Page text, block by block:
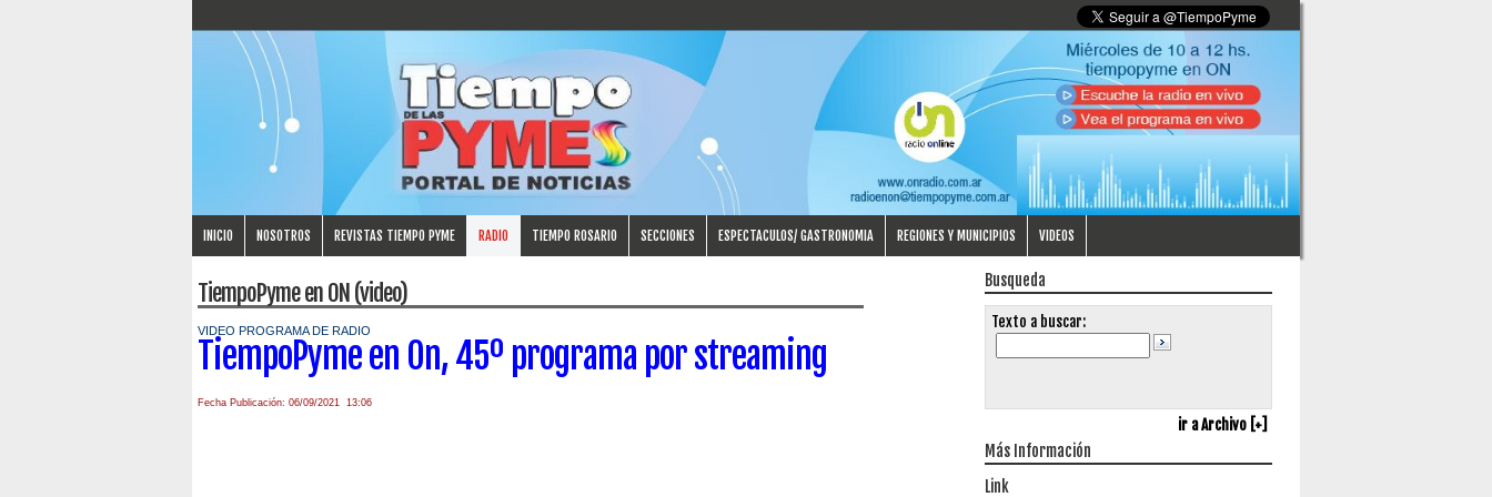
INICIO NOSOTROS REVISTAS TIEMPO PYME RADIO TIEMPO ROSARIO SECCIONES ESPECTACULOS/ GASTRONOMIA REGIONES Y MUNICIPIOS VIDEOS
TiempoPyme en ON (video)
VIDEO PROGRAMA DE RADIO
TiempoPyme en On, 45º programa por streaming
Fecha Publicación: 06/09/2021 13:06
Busqueda
Texto a buscar:
ir a Archivo [+]
Más Información
Link